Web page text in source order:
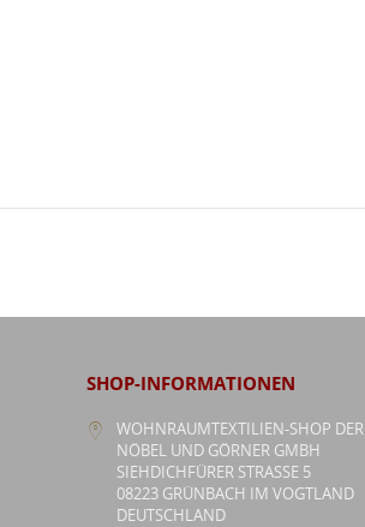
SHOP-INFORMATIONEN
WOHNRAUMTEXTILIEN-SHOP DER
NÖBEL UND GÖRNER GMBH
SIEHDICHFÜRER STRASSE 5
08223 GRÜNBACH IM VOGTLAND
DEUTSCHLAND